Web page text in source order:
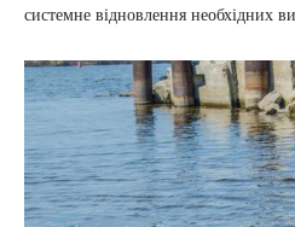
системне відновлення необхідних